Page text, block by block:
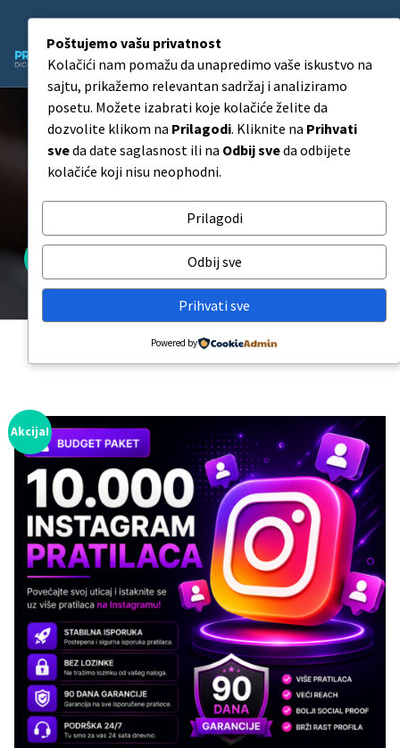
content
Agencija za Digitalni Marketing
10.000 Instagram Pratilaca –
Budget Paket
10.000 Instagram Pratilaca – Budget Paket
Akcija!
Poštujemo vašu privatnost
Kolačići nam pomažu da unapredimo vaše iskustvo na
sajtu, prikažemo relevantan sadržaj i analiziramo
posetu. Možete izabrati koje kolačiće želite da
dozvolite klikom na Prilagodi. Kliknite na Prihvati
sveda date saglasnost ili na Odbij sveda odbijete
kolačiće koji nisu neophodni.
Prilagodi
Odbij sve
Prihvati sve
Powered by